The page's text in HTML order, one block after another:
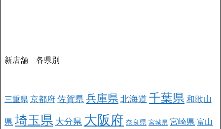
新店舗 各県別
三重県京都府佐賀県 兵庫県北海道 千葉県 和歌山
県 埼玉県 大分県 大阪府 奈良県 宮城県 宮崎県 富山